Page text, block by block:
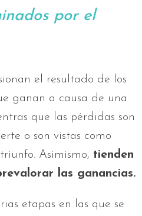
por el
el resultado de los
ganan a causa de una
que las pérdidas son
o son vistas como
Asimismo, tienden
las ganancias.
etapas en las que se